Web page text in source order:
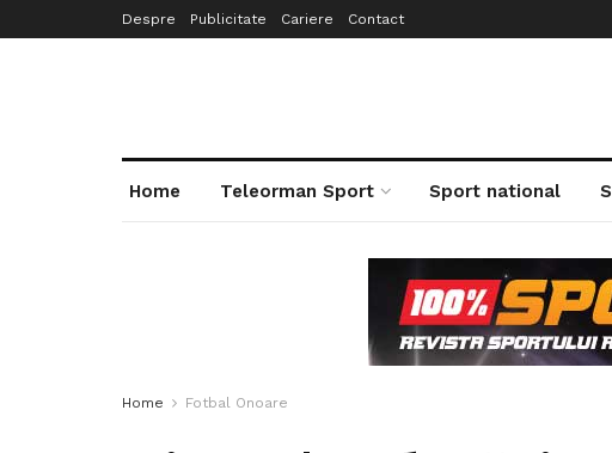
Despre Publicitate Cariere Contact
Home Teleorman Sport Sport national
Home Fotbal Onoare